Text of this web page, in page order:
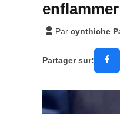
Par cynthiche
Partager sur: